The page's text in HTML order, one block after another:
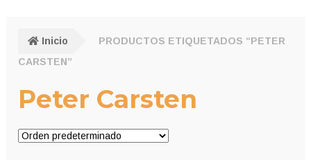
Inicio
PRODUCTOS ETIQUETADOS “PETER
CARSTEN”
Peter Carsten